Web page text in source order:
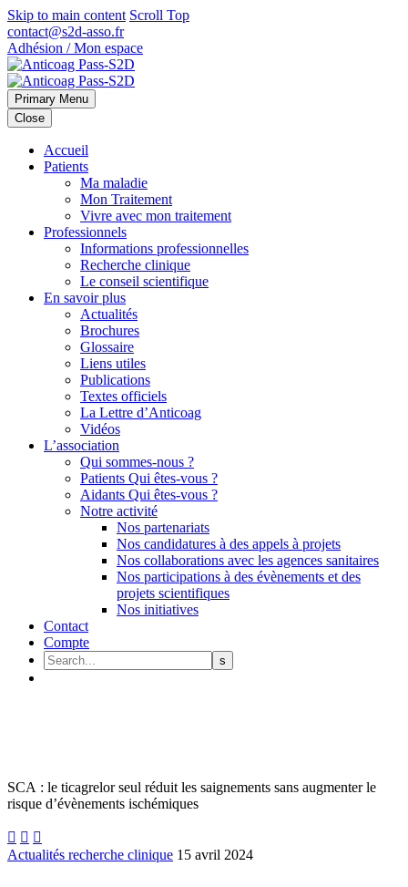
Skip to main content Scroll Top
contact@s2d-asso.fr
Adhésion / Mon espace
Primary Menu
Close
Accueil
Patients
Ma maladie
Mon Traitement
Vivre avec mon traitement
Professionnels
Informations professionnelles
Recherche clinique
Le conseil scientifique
En savoir plus
Actualités
Brochures
Glossaire
Liens utiles
Publications
Textes officiels
La Lettre d’Anticoag
Vidéos
L’association
Qui sommes-nous ?
Patients Qui êtes-vous ?
Aidants Qui êtes-vous ?
Notre activité
Nos partenariats
Nos candidatures à des appels à projets
Nos collaborations avec les agences sanitaires
Nos participations à des évènements et des
projets scientifiques
Nos initiatives
Contact
Compte
SCA : le ticagrelor seul réduit les saignements sans augmenter le
risque d’évènements ischémiques
  
Actualités recherche clinique 15 avril 2024